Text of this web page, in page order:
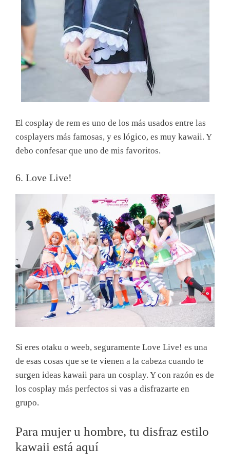
El cosplay de rem es uno de los más usados entre las
cosplayers más famosas, y es lógico, es muy kawaii. Y
debo confesar que uno de mis favoritos.
6. Love Live!
Si eres otaku o weeb, seguramente Love Live! es una
de esas cosas que se te vienen a la cabeza cuando te
surgen ideas kawaii para un cosplay. Y con razón es de
los cosplay más perfectos si vas a disfrazarte en
grupo.
Para mujer u hombre, tu disfraz estilo
kawaii está aquí